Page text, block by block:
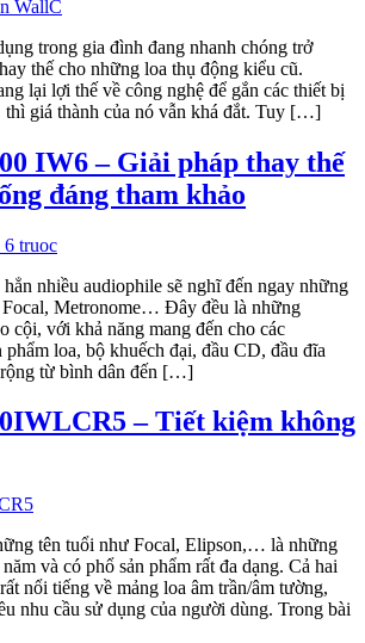
trong gia đình đang nhanh chóng trở
thế cho những loa thụ động kiểu cũ.
lại lợi thế về công nghệ để gắn các thiết bị
thì giá thành của nó vẫn khá đắt. Tuy […]
IW6 – Giải pháp thay thế
đáng tham khảo
nhiều audiophile sẽ nghĩ đến ngay những
Metronome… Đây đều là những
cội, với khả năng mang đến cho các
loa, bộ khuếch đại, đầu CD, đầu đĩa
từ bình dân đến […]
– Tiết kiệm không
tên tuổi như Focal, Elipson,… là những
và có phổ sản phẩm rất đa dạng. Cả hai
nổi tiếng về mảng loa âm trần/âm tường,
nhu cầu sử dụng của người dùng. Trong bài